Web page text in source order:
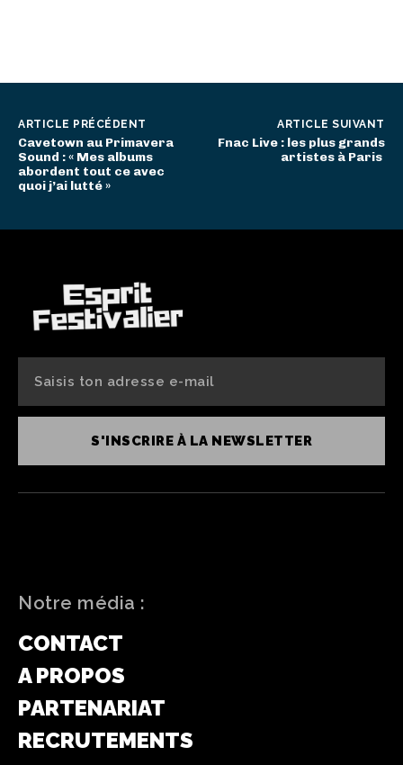
ARTICLE PRÉCÉDENT
Cavetown au Primavera
Sound : « Mes albums
abordent tout ce avec
quoi j’ai lutté »
ARTICLE SUIVANT
Fnac Live : les plus grands
artistes à Paris
S'INSCRIRE À LA NEWSLETTER
Notre média :
CONTACT
A PROPOS
PARTENARIAT
RECRUTEMENTS